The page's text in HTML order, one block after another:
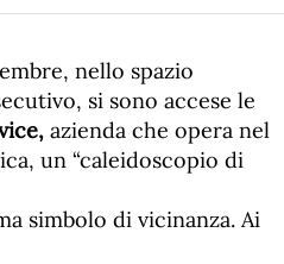
nello spazio
si sono accese le
azienda che opera nel
un “caleidoscopio di
simbolo di vicinanza. Ai